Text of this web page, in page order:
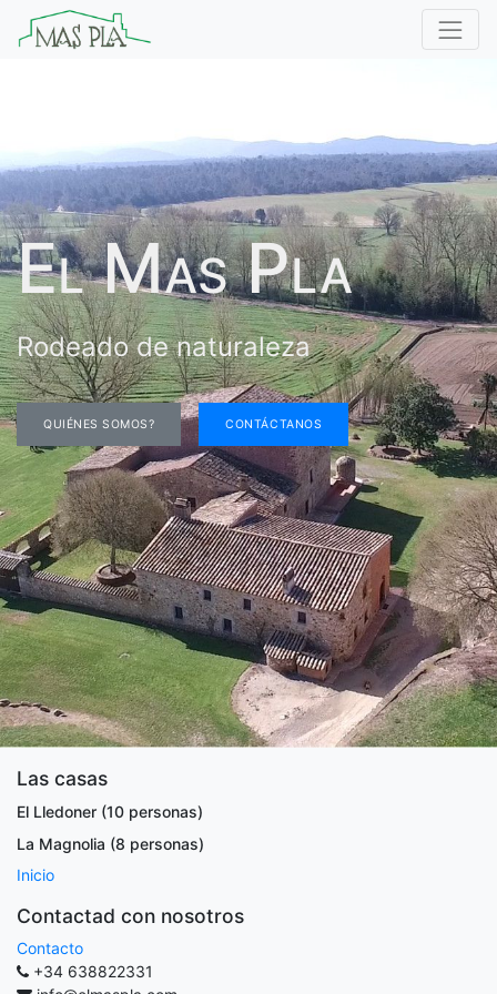
El Mas Pla
Rodeado de naturaleza
QUIÉNES SOMOS? CONTÁCTANOS
Las casas
El Lledoner (10 personas)
La Magnolia (8 personas)
Inicio
Contactad con nosotros
Contacto
+34 638822331